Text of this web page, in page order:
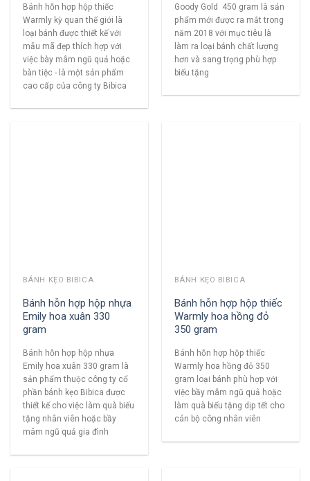
Bánh hỗn hợp hộp thiếc
Warmly kỳ quan thế giới là
loại bánh được thiết kế với
mẫu mã đẹp thích hợp với
việc bày mâm ngũ quả hoặc
bàn tiệc - là một sản phẩm
cao cấp của công ty Bibica
Goody Gold 450 gram là sản
phẩm mới được ra mắt trong
năm 2018 với mục tiêu là
làm ra loại bánh chất lượng
hơn và sang trọng phù hợp
biếu tặng
BÁNH KẸO BIBICA
Bánh hỗn hợp hộp nhựa
Emily hoa xuân 330
gram
Bánh hỗn hợp hộp nhựa
Emily hoa xuân 330 gram là
sản phẩm thuộc công ty cổ
phần bánh kẹo Bibica được
thiết kế cho việc làm quà biếu
tặng nhân viên hoặc bầy
mâm ngũ quả gia đình
BÁNH KẸO BIBICA
Bánh hỗn hợp hộp thiếc
Warmly hoa hồng đỏ
350 gram
Bánh hỗn hợp hộp thiếc
Warmly hoa hồng đỏ 350
gram loại bánh phù hợp với
việc bầy mâm ngũ quả hoặc
làm quà biếu tặng dịp tết cho
cán bộ công nhân viên